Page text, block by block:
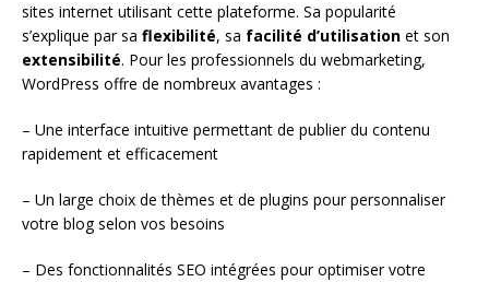
sites internet utilisant cette plateforme. Sa popularité
s’explique par sa flexibilité, sa facilité d’utilisation et son
extensibilité. Pour les professionnels du webmarketing,
WordPress offre de nombreux avantages :
– Une interface intuitive permettant de publier du contenu
rapidement et efficacement
– Un large choix de thèmes et de plugins pour personnaliser
votre blog selon vos besoins
– Des fonctionnalités SEO intégrées pour optimiser votre